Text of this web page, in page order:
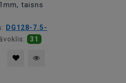
taisns
DG128-7.5-
31